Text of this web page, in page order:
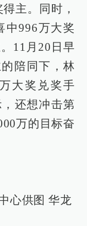
主。同时，
中996万大奖
11月20日早
陪同下，林
大奖兑奖手
还想冲击第
万的目标奋
心供图 华龙